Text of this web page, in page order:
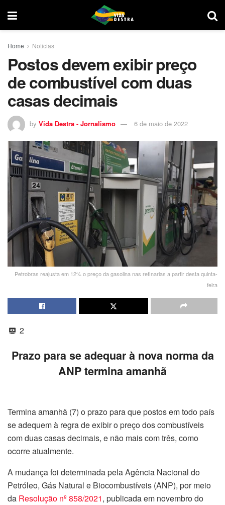
Home Noticias
Postos devem exibir preço
de combustível com duas
casas decimais
by Vida Destra - Jornalismo 6 de maio de 2022
Petrobras reajusta em 12% o preço da gasolina nas refinarias a partir desta quinta-
feira
2
Prazo para se adequar à nova norma da
ANP termina amanhã
Termina amanhã (7) o prazo para que postos em todo país
se adequem à regra de exibir o preço dos combustíveis
com duas casas decimais, e não mais com três, como
ocorre atualmente.
A mudança foi determinada pela Agência Nacional do
Petróleo, Gás Natural e Biocombustíveis (ANP), por meio
da Resolução nº 858/2021, publicada em novembro do